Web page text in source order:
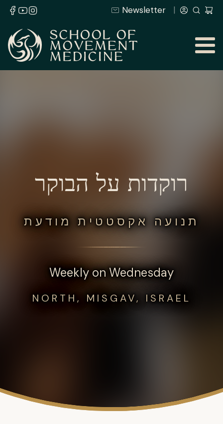
Newsletter
רוקדות על הבוקר
תנועה אקסטטית מודעת
Weekly on Wednesday
NORTH, MISGAV, ISRAEL